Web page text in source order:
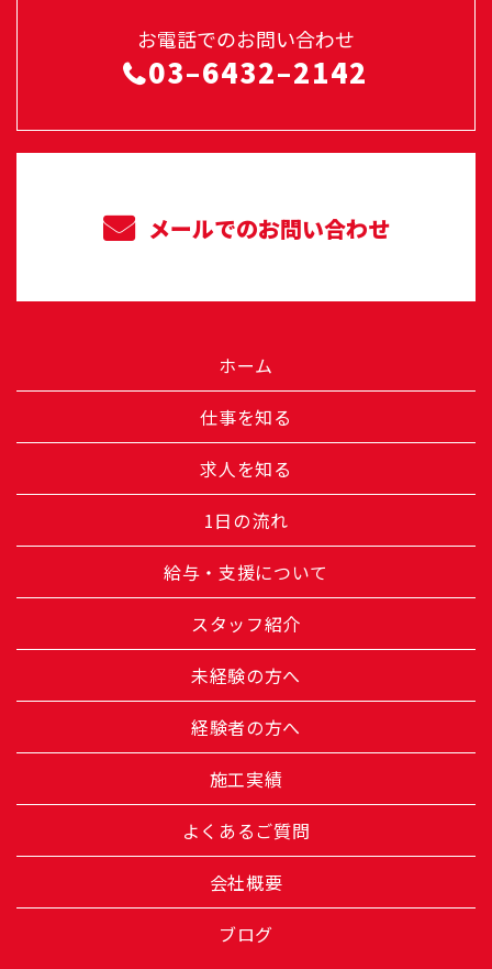
お電話でのお問い合わせ
03–6432–2142
メールでのお問い合わせ
ホーム
仕事を知る
求人を知る
1日の流れ
給与・支援について
スタッフ紹介
未経験の方へ
経験者の方へ
施工実績
よくあるご質問
会社概要
ブログ